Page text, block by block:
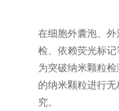
在细胞外囊泡、
检、依赖荧光标
为突破纳米颗粒
的纳米颗粒进行
究。